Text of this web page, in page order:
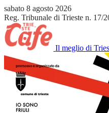
sabato 8 agosto 2026
Reg. Tribunale di Trieste n. 17/
Il meglio di